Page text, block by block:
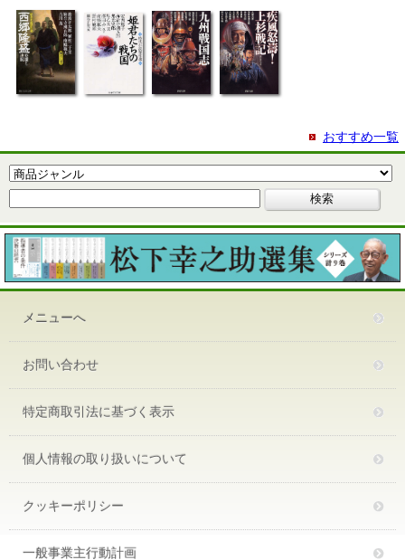
おすすめ一覧
メニューへ
お問い合わせ
特定商取引法に基づく表示
個人情報の取り扱いについて
クッキーポリシー
一般事業主行動計画